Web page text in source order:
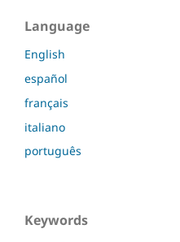
Language
English
español
français
italiano
português
Keywords